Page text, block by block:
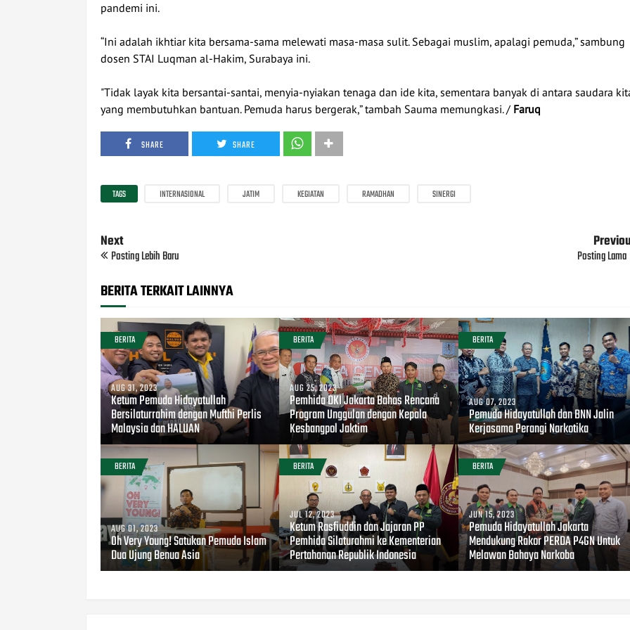
pandemi ini.
“Ini adalah ikhtiar kita bersama-sama melewati masa-masa sulit. Sebagai muslim, apalagi pemuda,” sambung
dosen STAI Luqman al-Hakim, Surabaya ini.
"Tidak layak kita bersantai-santai, menyia-nyiakan tenaga dan ide kita, sementara banyak di antara saudara
yang membutuhkan bantuan. Pemuda harus bergerak,” tambah Sauma memungkasi. / Faruq
SHARE SHARE
TAGS INTERNASIONAL JATIM KEGIATAN RAMADHAN SINERGI
Next
Posting Lebih Baru Posting Lama
BERITA TERKAIT LAINNYA
BERITA
AUG 31, 2023
Ketum Pemuda Hidayatullah
Bersilaturrahim dengan Mufthi Perlis
Malaysia dan HALUAN
BERITA
AUG 25, 2023
Pemhida DKI Jakarta Bahas Rencana
Program Unggulan dengan Kepala
Kesbangpol Jaktim
BERITA
AUG 07, 2023
Pemuda Hidayatullah dan BNN Jalin
Kerjasama Perangi Narkotika
BERITA
AUG 01, 2023
Oh Very Young! Satukan Pemuda Islam
Dua Ujung Benua Asia
BERITA
JUL 12, 2023
Ketum Rasfiuddin dan Jajaran PP
Pemhida Silaturahmi ke Kementerian
Pertahanan Republik Indonesia
BERITA
JUN 15, 2023
Pemuda Hidayatullah Jakarta
Mendukung Rakor PERDA P4GN Untuk
Melawan Bahaya Narkoba